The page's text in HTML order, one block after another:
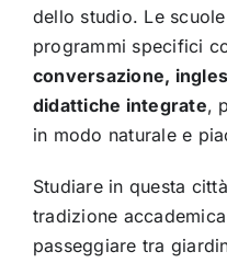
dello studio. Le
programmi specifici
conversazione,
didattiche integrate,
in modo naturale e
Studiare in questa
tradizione
passeggiare tra